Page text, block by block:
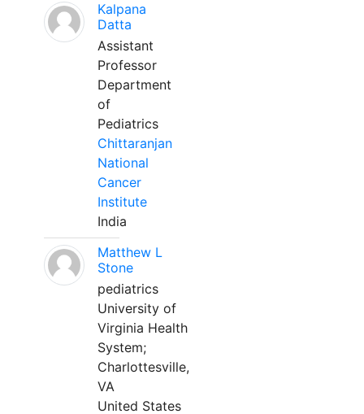
Kalpana
Datta
Assistant
Professor
Department
of
Pediatrics
Chittaranjan
National
Cancer
Institute
India
Matthew L
Stone
pediatrics
University of
Virginia Health
System;
Charlottesville,
VA
United States